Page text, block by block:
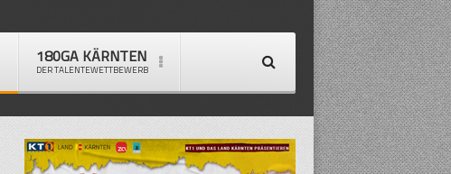
180GA KÄRNTEN
DER TALENTEWETTBEWERB